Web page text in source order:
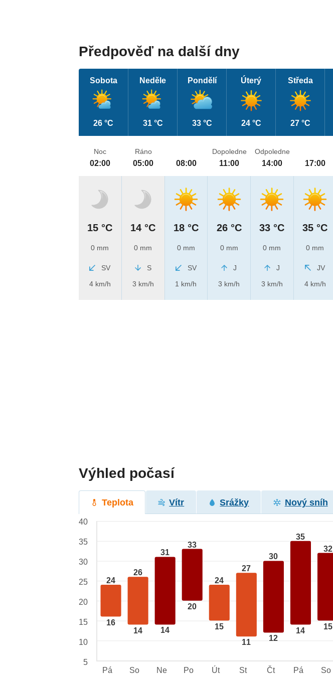
Předpověď na další dny
Sobota
26 °C
Neděle
31 °C
Pondělí
33 °C
Úterý
24 °C
Středa
27 °C
Noc
02:00
15 °C
0 mm
SV
4 km/h
Ráno
05:00
14 °C
0 mm
S
3 km/h
08:00
18 °C
0 mm
SV
1 km/h
Dopoledne
11:00
26 °C
0 mm
J
3 km/h
Odpoledne
14:00
33 °C
0 mm
J
3 km/h
17:00
35 °C
0 mm
JV
4 km/h
Výhled počasí
Teplota Vítr Srážky Nový sníh
24
16
26
14
31
14
33
20
24
15
27
11
30
12
35
14
32
15
40
35
30
25
20
15
10
5
Pá
So Ne Po Út St Čt Pá So